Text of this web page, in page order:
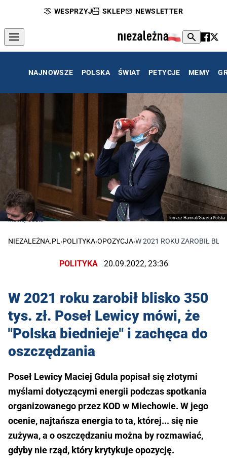
WESPRZYJ SKLEP NEWSLETTER
NAJNOWSZE POLSKA ŚWIAT PETYCJE MEMY
Tomasz Hamrat/Gazeta Polska
Maciej Gdula
NIEZALEŻNA.PL›POLITYKA›OPOZYCJA›W 2021 ROKU ZAROBIŁ
POLITYKA 20.09.2022, 23:36
W 2021 roku zarobił blisko 350
tys. zł. Poseł Lewicy mówi, że
"Polska biednieje" i zachęca do
oszczędzania
Poseł Lewicy Maciej Gdula popisał się złotymi
myślami dotyczącymi energii podczas spotkania
organizowanego przez KOD w Miechowie. W jego
ocenie, najtańsza energia to ta, której... się nie
zużywa, a o oszczędzaniu można by rozmawiać,
gdyby nie rząd, który krytykuje opozycję.